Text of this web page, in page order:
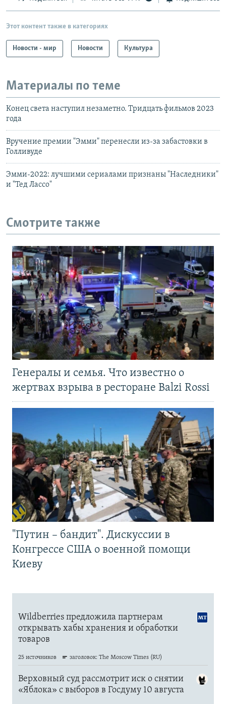
Этот контент также в категориях
Новости - мир Новости Культура
Материалы по теме
Конец света наступил незаметно. Тридцать фильмов 2023
года
Вручение премии "Эмми" перенесли из-за забастовки в
Голливуде
Эмми-2022: лучшими сериалами признаны "Наследники"
и "Тед Лассо"
Смотрите также
Генералы и семья. Что известно о
жертвах взрыва в ресторане Balzi Rossi
"Путин – бандит". Дискуссии в
Конгрессе США о военной помощи
Киеву